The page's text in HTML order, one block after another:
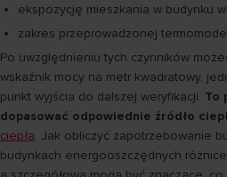
ekspozycję mieszkania w budynku
zakres przeprowadzonej
Po uwzględnieniu tych czynników
wskaźnik mocy na metr kwadratowy,
punkt wyjścia do dalszej weryfikacji. To
dopasować odpowiednie źródło
ciepła. Jak obliczyć zapotrzebowanie
budynkach energooszczędnych